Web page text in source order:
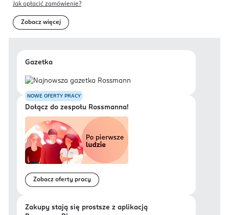
Jak opłacić zamówienie?
Zobacz więcej
Gazetka
NOWE OFERTY PRACY
Dołącz do zespołu Rossmanna!
Zobacz oferty pracy
Zakupy stają się prostsze z aplikacją